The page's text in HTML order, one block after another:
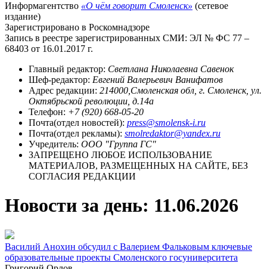
Информагентство «О чём говорит Смоленск» (сетевое
издание)
Зарегистрировано в Роскомнадзоре
Запись в реестре зарегистрированных СМИ: ЭЛ № ФС 77 –
68403 от 16.01.2017 г.
Главный редактор: Светлана Николаевна Савенок
Шеф-редактор: Евгений Валерьевич Ванифатов
Адрес редакции: 214000,Смоленская обл, г. Смоленск, ул.
Октябрьской революции, д.14а
Телефон: +7 (920) 668-05-20
Почта(отдел новостей): press@smolensk-i.ru
Почта(отдел рекламы): smolredaktor@yandex.ru
Учредитель: ООО "Группа ГС"
ЗАПРЕЩЕНО ЛЮБОЕ ИСПОЛЬЗОВАНИЕ
МАТЕРИАЛОВ, РАЗМЕЩЕННЫХ НА САЙТЕ, БЕЗ
СОГЛАСИЯ РЕДАКЦИИ
Новости за день: 11.06.2026
Василий Анохин обсудил с Валерием Фальковым ключевые
образовательные проекты Смоленского госуниверситета